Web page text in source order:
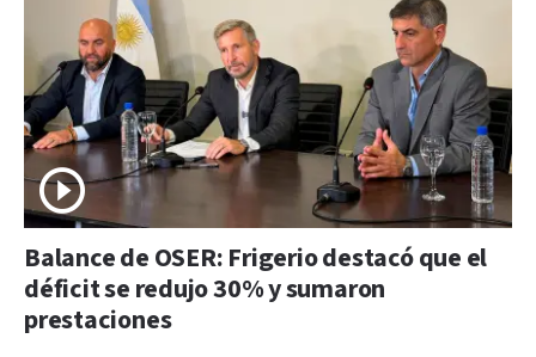
Balance de OSER: Frigerio destacó que el
déficit se redujo 30% y sumaron
prestaciones